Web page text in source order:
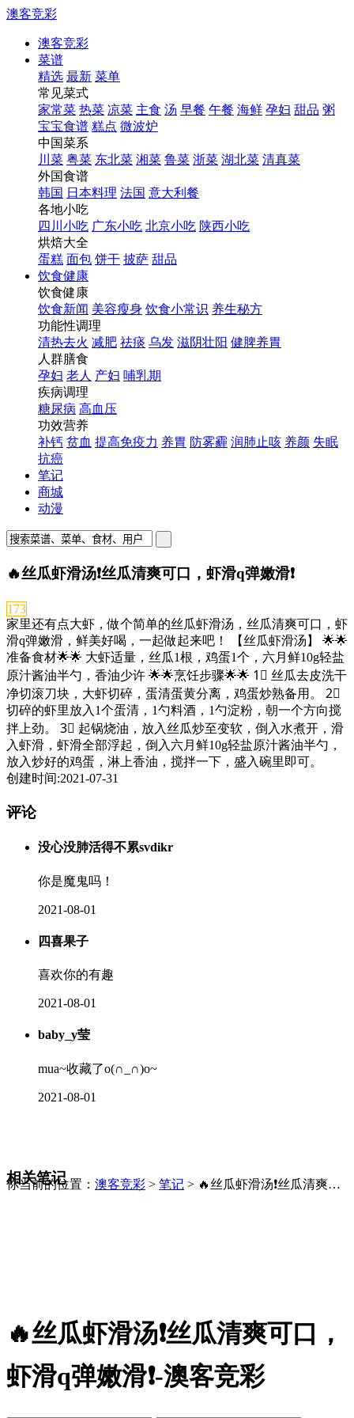
澳客竞彩
澳客竞彩
菜谱
精选 最新 菜单
常见菜式
家常菜 热菜 凉菜 主食 汤 早餐 午餐 海鲜 孕妇 甜品 粥
宝宝食谱 糕点 微波炉
中国菜系
川菜 粤菜 东北菜 湘菜 鲁菜 浙菜 湖北菜 清真菜
外国食谱
韩国 日本料理 法国 意大利餐
各地小吃
四川小吃 广东小吃 北京小吃 陕西小吃
烘焙大全
蛋糕 面包 饼干 披萨 甜品
饮食健康
饮食健康
饮食新闻 美容瘦身 饮食小常识 养生秘方
功能性调理
清热去火 减肥 祛痰 乌发 滋阴壮阳 健脾养胃
人群膳食
孕妇 老人 产妇 哺乳期
疾病调理
糖尿病 高血压
功效营养
补钙 贫血 提高免疫力 养胃 防雾霾 润肺止咳 养颜 失眠
抗癌
笔记
商城
动漫
🔥丝瓜虾滑汤❗丝瓜清爽可口，虾滑q弹嫩滑❗
173
家里还有点大虾，做个简单的丝瓜虾滑汤，丝瓜清爽可口，虾
滑q弹嫩滑，鲜美好喝，一起做起来吧！ 【丝瓜虾滑汤】 🌟🌟
准备食材🌟🌟 大虾适量，丝瓜1根，鸡蛋1个，六月鲜10g轻盐
原汁酱油半勺，香油少许 🌟🌟烹饪步骤🌟🌟 1⃣ 丝瓜去皮洗干
净切滚刀块，大虾切碎，蛋清蛋黄分离，鸡蛋炒熟备用。 2⃣
切碎的虾里放入1个蛋清，1勺料酒，1勺淀粉，朝一个方向搅
拌上劲。 3⃣ 起锅烧油，放入丝瓜炒至变软，倒入水煮开，滑
入虾滑，虾滑全部浮起，倒入六月鲜10g轻盐原汁酱油半勺，
放入炒好的鸡蛋，淋上香油，搅拌一下，盛入碗里即可。
创建时间:2021-07-31
评论
没心没肺活得不累svdikr
你是魔鬼吗！
2021-08-01
四喜果子
喜欢你的有趣
2021-08-01
baby_y莹
mua~收藏了o(∩_∩)o~
2021-08-01
你当前的位置： 澳客竞彩 > 笔记
相关笔记
🔥丝瓜虾滑汤❗丝瓜清爽可口，
虾滑q弹嫩滑❗-澳客竞彩